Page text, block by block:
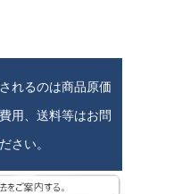
れるのは商品原価
用、送料等はお問
さい。